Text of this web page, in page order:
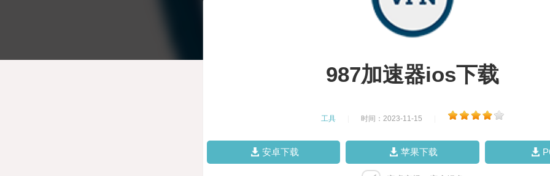
987加速器ios下载
工具 时间：2023-11-15
安卓下载 苹果下载